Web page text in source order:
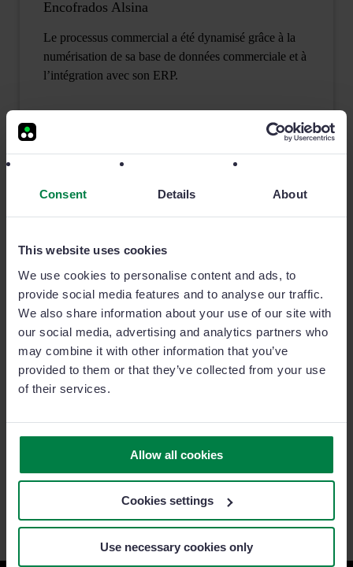
Consent Details About
This website uses cookies
We use cookies to personalise content and ads, to
provide social media features and to analyse our traffic.
We also share information about your use of our site with
our social media, advertising and analytics partners who
may combine it with other information that you’ve
provided to them or that they’ve collected from your use
of their services.
Allow all cookies
Cookies settings
Use necessary cookies only
Encofrados Alsina
Le processus commercial a été dynamisé grâce à la
numérisation de sa base de données commerciale et à
l’intégration avec son ERP.
Auto 88
leurs clients. Les ventes ont ainsi grimpé en flèche
Lire l'article complet